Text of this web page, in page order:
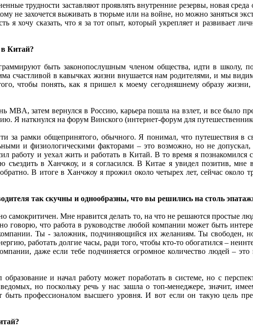
трудности заставляют проявлять внутренние резервы, новая
не захочется выживать в тюрьме или на войне, но можно заняться
я хочу сказать, что я за тот опыт, который укрепляет и развивает
Китай?
быть законопослушным членом общества, идти в школу,
счастливой в кавычках жизни внушается нам родителями, и мы
чтобы понять, как я пришел к моему сегодняшнему образу жизни,
затем вернулся в Россию, карьера пошла на взлет, и все было
Я наткнулся на форум Винского (интернет-форум для
за рамки общепринятого, обычного. Я понимал, что путешествия
и физиологическими факторами – это возможно, но не
работу и уехал жить и работать в Китай. В то время я
съездить в Ханчжоу, и я согласился. В Китае я увидел позитив,
В итоге в Ханчжоу я прожил около четырех лет, сейчас
так скучны и однообразны, что вы решились на столь
самокритичен. Мне нравится делать то, на что не решаются простые
говорю, что работа в руководстве любой компании может быть
Ты - заложник, подчиняющийся их желаниям. Ты свободен,
работать долгие часы, ради того, чтобы кто-то обогатился –
даже если тебе подчиняется огромное количество людей –
и начал работу может поработать в системе, но с
но поскольку речь у нас зашла о топ-менеджере, значит,
профессионалом высшего уровня. И вот если он такую цель